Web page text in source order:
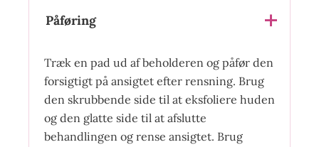
Påføring
Træk en pad ud af beholderen og påfør den
forsigtigt på ansigtet efter rensning. Brug
den skrubbende side til at eksfoliere huden
og den glatte side til at afslutte
behandlingen og rense ansigtet. Brug